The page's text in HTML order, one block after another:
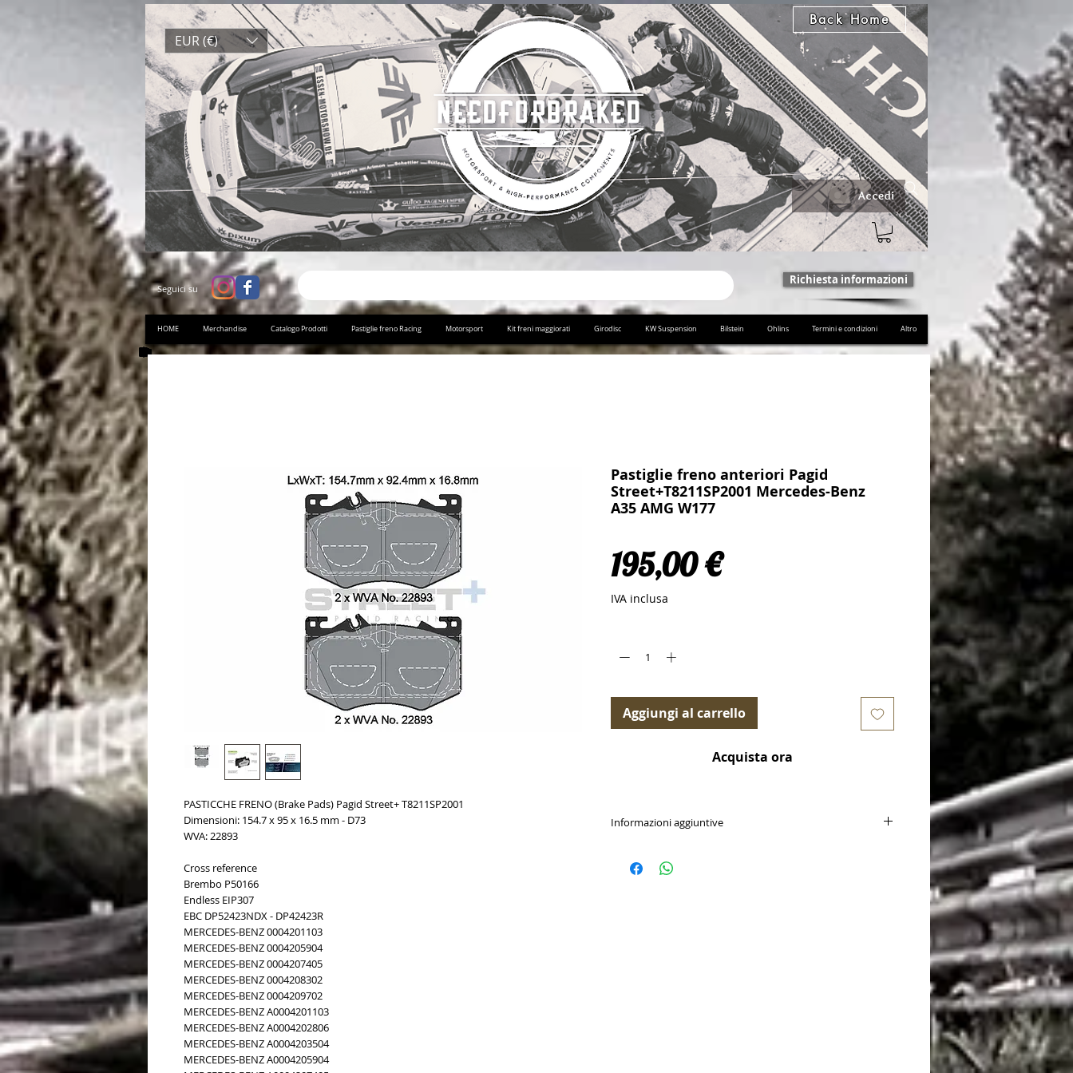
EUR (€)
Back Home
Accedi
Seguici su
Richiesta informazioni
HOME Merchandise Catalogo Prodotti Pastiglie freno Racing Motorsport Kit freni maggiorati Girodisc KW Suspension Bilstein Ohlins Termini e condizioni Altro
PASTICCHE FRENO (Brake Pads) Pagid Street+ T8211SP2001
Dimensioni: 154.7 x 95 x 16.5 mm - D73
WVA: 22893
Cross reference
Brembo P50166
Endless EIP307
EBC DP52423NDX - DP42423R
MERCEDES-BENZ 0004201103
MERCEDES-BENZ 0004205904
MERCEDES-BENZ 0004207405
MERCEDES-BENZ 0004208302
MERCEDES-BENZ 0004209702
MERCEDES-BENZ A0004201103
MERCEDES-BENZ A0004202806
MERCEDES-BENZ A0004203504
MERCEDES-BENZ A0004205904
Pastiglie freno anteriori Pagid
Street+T8211SP2001 Mercedes-Benz
A35 AMG W177
195,00 €Prezzo
IVA inclusa
Aggiungi al carrello
Acquista ora
Informazioni aggiuntive
WVA 22893